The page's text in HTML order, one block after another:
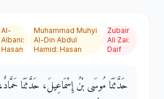
Al-
Albani:
Hasan
Muhammad Muhyi
Al-Din Abdul
Hamid: Hasan
Zubair
Ali Zai:
Daif
حَدَّثَنَا مُوسَى بْنُ إِسْمَاعِيلَ، حَدَّثَنَا